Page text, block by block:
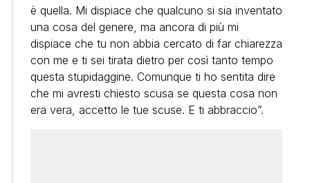
è quella. Mi dispiace che qualcuno si sia inventato
una cosa del genere, ma ancora di più mi
dispiace che tu non abbia cercato di far chiarezza
con me e ti sei tirata dietro per così tanto tempo
questa stupidaggine. Comunque ti ho sentita dire
che mi avresti chiesto scusa se questa cosa non
era vera, accetto le tue scuse. E ti abbraccio”.